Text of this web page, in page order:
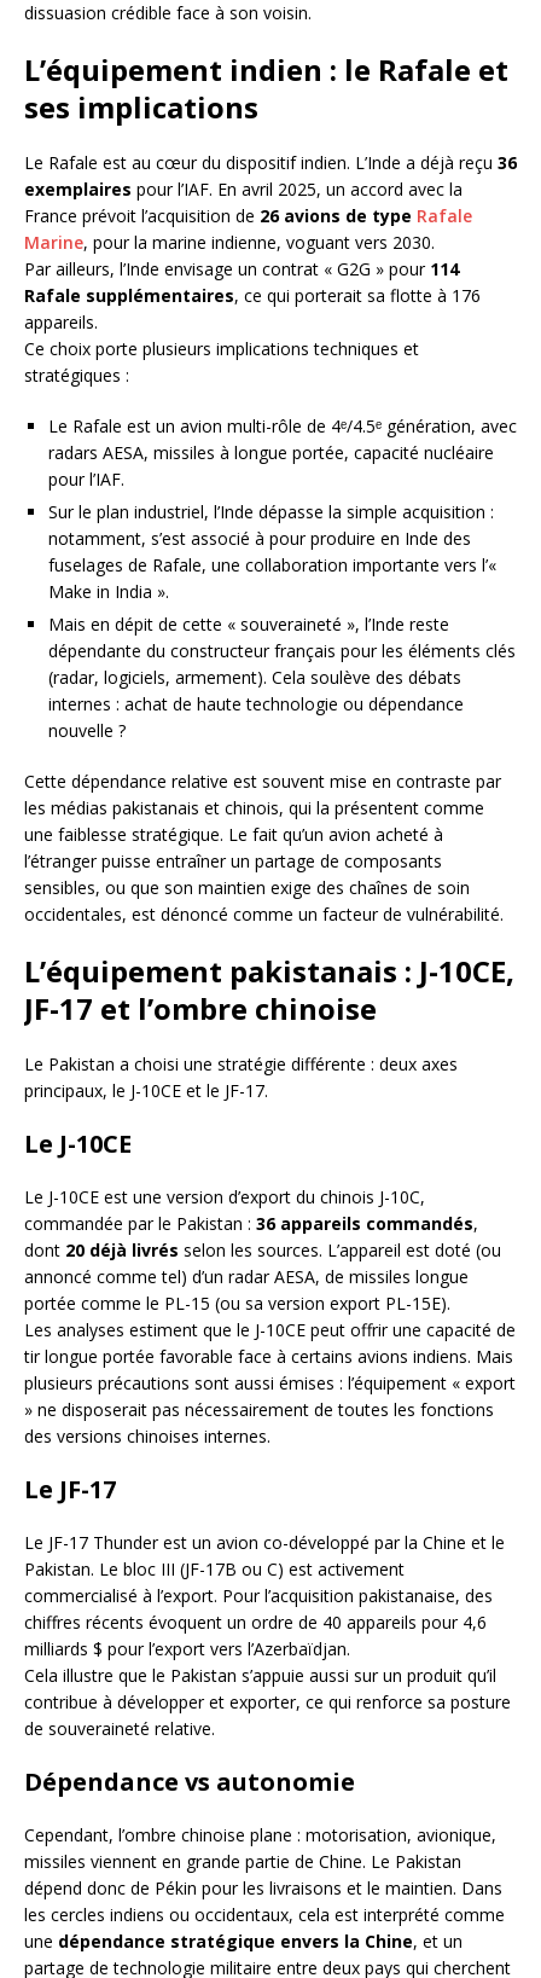
dissuasion crédible face à son voisin.
L’équipement indien : le Rafale et
ses implications
Le Rafale est au cœur du dispositif indien. L’Inde a déjà reçu 36
exemplaires pour l’IAF. En avril 2025, un accord avec la
France prévoit l’acquisition de 26 avions de type Rafale
Marine, pour la marine indienne, voguant vers 2030.
Par ailleurs, l’Inde envisage un contrat « G2G » pour 114
Rafale supplémentaires, ce qui porterait sa flotte à 176
appareils.
Ce choix porte plusieurs implications techniques et
stratégiques :
Le Rafale est un avion multi-rôle de 4ᵉ/4.5ᵉ génération, avec
radars AESA, missiles à longue portée, capacité nucléaire
pour l’IAF.
Sur le plan industriel, l’Inde dépasse la simple acquisition :
notamment, s’est associé à pour produire en Inde des
fuselages de Rafale, une collaboration importante vers l’«
Make in India ».
Mais en dépit de cette « souveraineté », l’Inde reste
dépendante du constructeur français pour les éléments clés
(radar, logiciels, armement). Cela soulève des débats
internes : achat de haute technologie ou dépendance
nouvelle ?
Cette dépendance relative est souvent mise en contraste par
les médias pakistanais et chinois, qui la présentent comme
une faiblesse stratégique. Le fait qu’un avion acheté à
l’étranger puisse entraîner un partage de composants
sensibles, ou que son maintien exige des chaînes de soin
occidentales, est dénoncé comme un facteur de vulnérabilité.
L’équipement pakistanais : J-10CE,
JF-17 et l’ombre chinoise
Le Pakistan a choisi une stratégie différente : deux axes
principaux, le J-10CE et le JF-17.
Le J-10CE
Le J-10CE est une version d’export du chinois J-10C,
commandée par le Pakistan : 36 appareils commandés,
dont 20 déjà livrés selon les sources. L’appareil est doté (ou
annoncé comme tel) d’un radar AESA, de missiles longue
portée comme le PL-15 (ou sa version export PL-15E).
Les analyses estiment que le J-10CE peut offrir une capacité de
tir longue portée favorable face à certains avions indiens. Mais
plusieurs précautions sont aussi émises : l’équipement « export
» ne disposerait pas nécessairement de toutes les fonctions
des versions chinoises internes.
Le JF-17
Le JF-17 Thunder est un avion co-développé par la Chine et le
Pakistan. Le bloc III (JF-17B ou C) est activement
commercialisé à l’export. Pour l’acquisition pakistanaise, des
chiffres récents évoquent un ordre de 40 appareils pour 4,6
milliards $ pour l’export vers l’Azerbaïdjan.
Cela illustre que le Pakistan s’appuie aussi sur un produit qu’il
contribue à développer et exporter, ce qui renforce sa posture
de souveraineté relative.
Dépendance vs autonomie
Cependant, l’ombre chinoise plane : motorisation, avionique,
missiles viennent en grande partie de Chine. Le Pakistan
dépend donc de Pékin pour les livraisons et le maintien. Dans
les cercles indiens ou occidentaux, cela est interprété comme
une dépendance stratégique envers la Chine, et un
partage de technologie militaire entre deux pays qui cherchent